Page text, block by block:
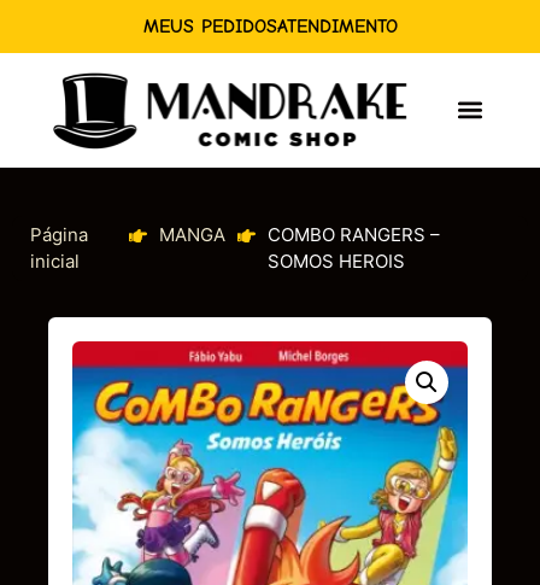
MEUS PEDIDOSATENDIMENTO
Página
inicial
MANGA
COMBO RANGERS –
SOMOS HEROIS